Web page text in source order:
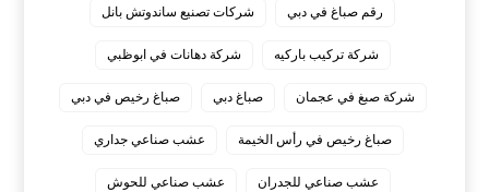
رقم صباغ في دبي شركات تصنيع ساندوتش بانل
شركة تركيب باركيه شركة دهانات في ابوظبي
شركة صبغ في عجمان صباغ دبي صباغ رخيص في دبي
صباغ رخيص في رأس الخيمة عشب صناعي جداري
عشب صناعي للجدران عشب صناعي للحوش